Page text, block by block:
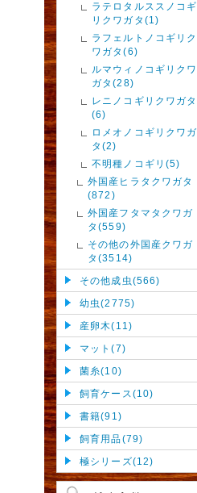
ラテロタルススノコギ
リクワガタ(1)
ラフェルトノコギリク
ワガタ(6)
ルマウィノコギリクワ
ガタ(28)
レニノコギリクワガタ
(6)
ロメオノコギリクワガ
タ(2)
不明種ノコギリ(5)
外国産ヒラタクワガタ
(872)
外国産フタマタクワガ
タ(559)
その他の外国産クワガ
タ(3514)
その他成虫(566)
幼虫(2775)
産卵木(11)
マット(7)
菌糸(10)
飼育ケース(10)
書籍(91)
飼育用品(79)
極シリーズ(12)